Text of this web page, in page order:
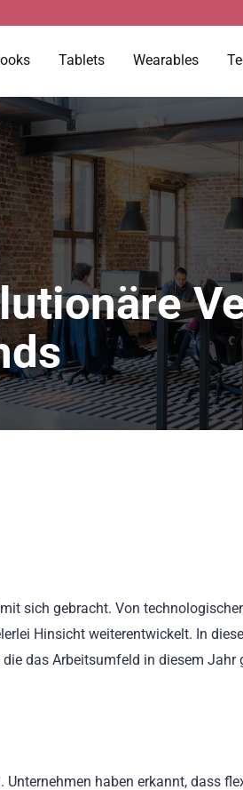
Tablets Wearables
sich gebracht. Von
Hinsicht weiterentwickelt. In
das Arbeitsumfeld in diesem Jahr
haben erkannt, dass